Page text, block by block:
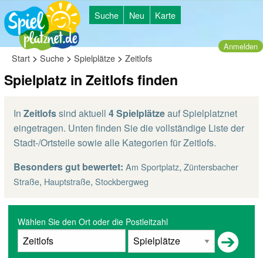
Suche Neu Karte
Anmelden
Start > Suche > Spielplätze > Zeitlofs
Spielplatz in Zeitlofs finden
In Zeitlofssind aktuell 4 Spielplätzeauf Spielplatznet
eingetragen. Unten finden Sie die vollständige Liste der
Stadt-/Ortsteile sowie alle Kategorien für Zeitlofs.
Besonders gut bewertet: Am Sportplatz, Züntersbacher
Straße, Hauptstraße, Stockbergweg
Wählen Sie den Ort oder die Postleitzahl